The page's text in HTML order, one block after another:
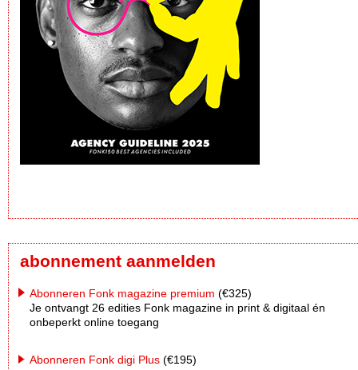
abonnement aanmelden
Abonneren Fonk magazine premium (€325)
Je ontvangt 26 edities Fonk magazine in print & digitaal én
onbeperkt online toegang
Abonneren Fonk digi Plus (€195)